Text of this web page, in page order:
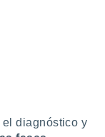
diagnóstico y